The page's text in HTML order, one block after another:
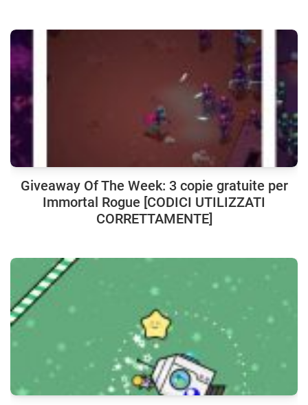
Giveaway Of The Week: 3 copie gratuite per
Immortal Rogue [CODICI UTILIZZATI
CORRETTAMENTE]